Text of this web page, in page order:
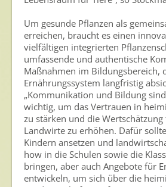
Um gesunde Pflanzen als
erreichen, braucht es einen
vielfältigen integrierten
umfassende und authentische
Maßnahmen im Bildungsbereich,
Ernährungssystem langfristig
„Kommunikation und Bildung
wichtig, um das Vertrauen in
zu stärken und die
Landwirte zu erhöhen. Dafür
Kindern ansetzen und
how in die Schulen sowie die
bringen, aber auch Angebote für
entwickeln, um sich über die